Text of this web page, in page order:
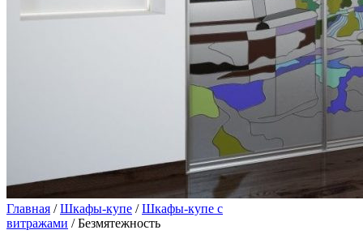
Главная /Шкафы-купе /Шкафы-купе с
витражами / Безмятежность